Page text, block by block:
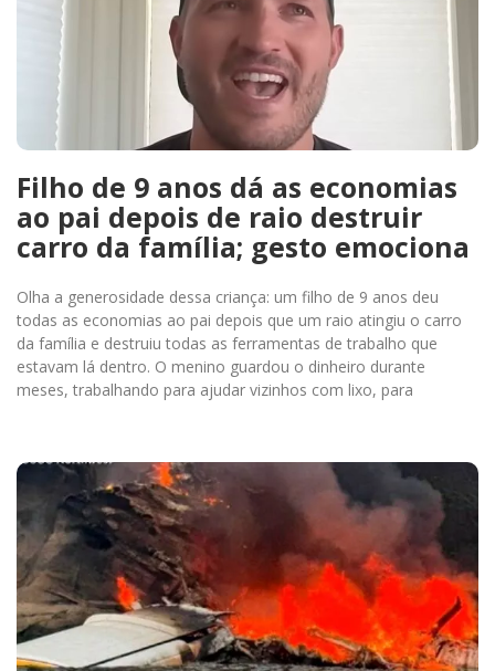
Filho de 9 anos dá as economias
ao pai depois de raio destruir
carro da família; gesto emociona
Olha a generosidade dessa criança: um filho de 9 anos deu
todas as economias ao pai depois que um raio atingiu o carro
da família e destruiu todas as ferramentas de trabalho que
estavam lá dentro. O menino guardou o dinheiro durante
meses, trabalhando para ajudar vizinhos com lixo, para